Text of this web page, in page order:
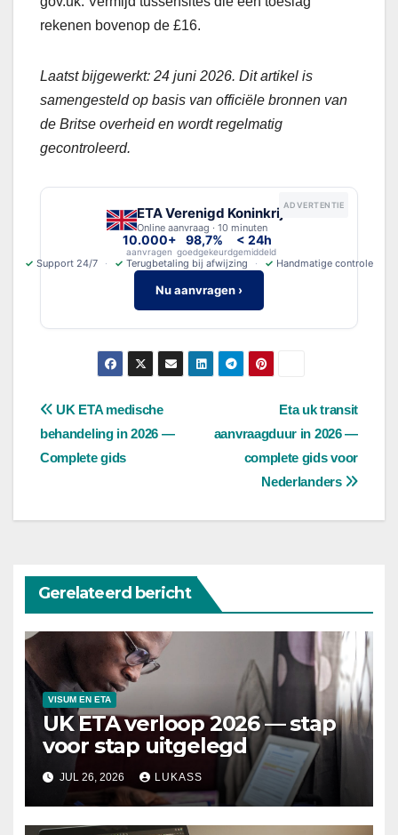
rekenen bovenop de £16.
Laatst bijgewerkt: 24 juni 2026. Dit artikel is
samengesteld op basis van officiële bronnen van
de Britse overheid en wordt regelmatig
gecontroleerd.
ADVERTENTIE
ETA Verenigd Koninkrijk
Online aanvraag · 10 minuten
10.000+
aanvragen
98,7%
goedgekeurd
< 24h
gemiddeld
✓ Support 24/7 ✓ Terugbetaling bij afwijzing ✓ Handmatige controle
Nu aanvragen ›
Bericht
navigatie
Eta uk transit
aanvraagduur in 2026 —
complete gids voor
Nederlanders
UK ETA medische
behandeling in 2026 —
Complete gids
Gerelateerd bericht
VISUM EN ETA
UK ETA verloop 2026 — stap
voor stap uitgelegd
JUL 26, 2026 LUKASS